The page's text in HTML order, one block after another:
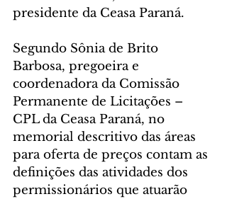
presidente da Ceasa Paraná.
Segundo Sônia de Brito
Barbosa, pregoeira e
coordenadora da Comissão
Permanente de Licitações –
CPL da Ceasa Paraná, no
memorial descritivo das áreas
para oferta de preços contam as
definições das atividades dos
permissionários que atuarão